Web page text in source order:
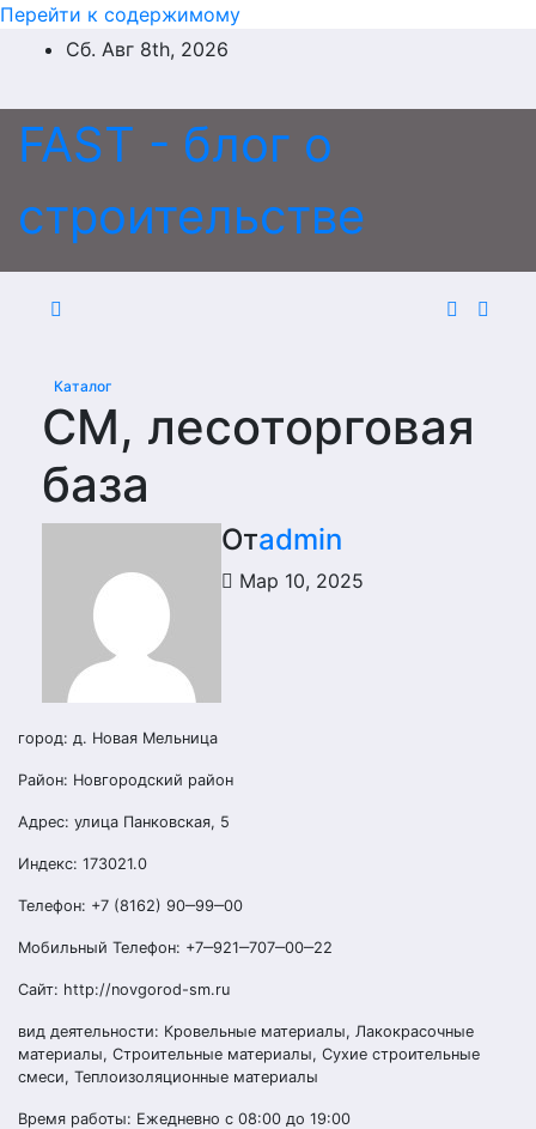
Перейти к содержимому
Сб. Авг 8th, 2026
FAST - блог о
строительстве
Каталог
СМ, лесоторговая
база
Отadmin
Мар 10, 2025
город: д. Новая Мельница
Район: Новгородский район
Адрес: улица Панковская, 5
Индекс: 173021.0
Телефон: +7 (8162) 90‒99‒00
Мобильный Телефон: +7‒921‒707‒00‒22
Сайт: http://novgorod-sm.ru
вид деятельности: Кровельные материалы, Лакокрасочные
материалы, Строительные материалы, Сухие строительные
смеси, Теплоизоляционные материалы
Время работы: Ежедневно с 08:00 до 19:00